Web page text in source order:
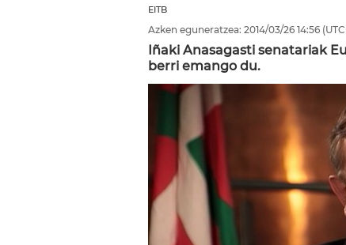
EITB
Azken eguneratzea: 2014/03/26 14:56
Iñaki Anasagasti senatariak
berri emango du.